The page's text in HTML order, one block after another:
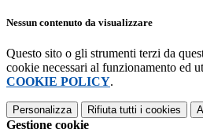
Nessun contenuto da visualizzare
Questo sito o gli strumenti terzi da
cookie necessari al funzionamento ed
COOKIE POLICY.
Personalizza Rifiuta tutti i cookies
Gestione cookie